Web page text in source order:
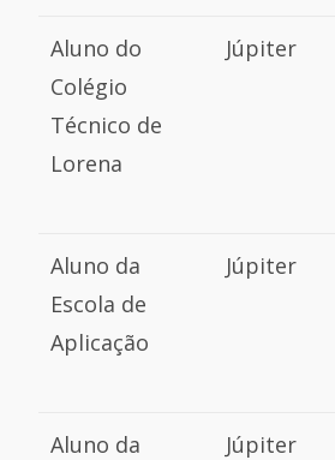
Aluno do
Colégio
Técnico de
Lorena
Júpiter
Aluno da
Escola de
Aplicação
Júpiter
Aluno da
Júpiter